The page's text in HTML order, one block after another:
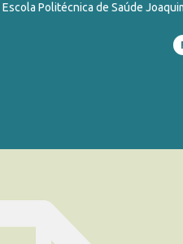
Escola Politécnica de Saúde